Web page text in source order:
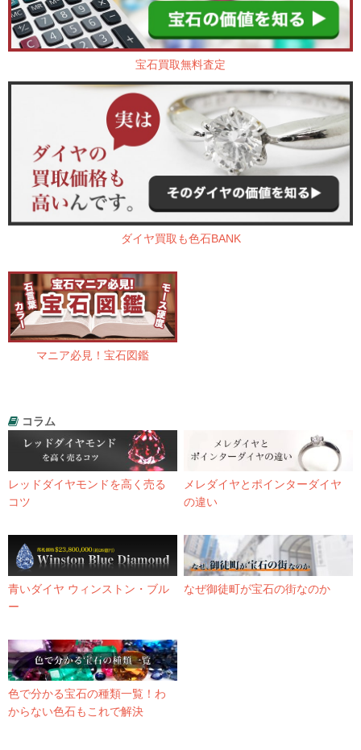
宝石買取無料査定
ダイヤ買取も色石BANK
マニア必見！宝石図鑑
コラム
レッドダイヤモンドを高く売る
コツ
メレダイヤとポインターダイヤ
の違い
青いダイヤ ウィンストン・ブル
ー
なぜ御徒町が宝石の街なのか
色で分かる宝石の種類一覧！わ
からない色石もこれで解決